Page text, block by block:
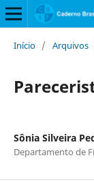
Início / Arquivos
Sônia Silveira
Departamento de